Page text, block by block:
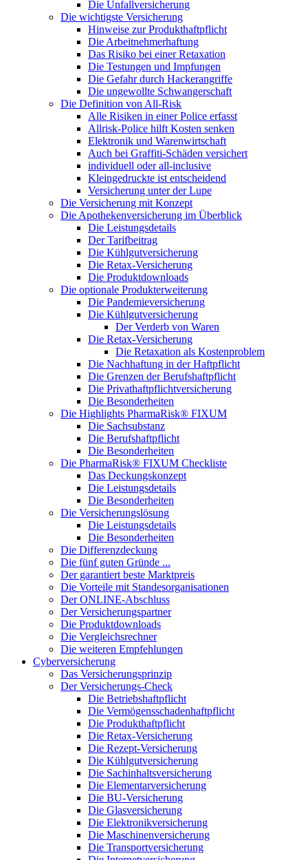
Die Unfallversicherung
Die wichtigste Versicherung
Hinweise zur Produkthaftpflicht
Die Arbeitnehmerhaftung
Das Risiko bei einer Retaxation
Die Testungen und Impfungen
Die Gefahr durch Hackerangriffe
Die ungewollte Schwangerschaft
Die Definition von All-Risk
Alle Risiken in einer Police erfasst
Allrisk-Police hilft Kosten senken
Elektronik und Warenwirtschaft
Auch bei Graffiti-Schäden versichert
individuell oder all-inclusive
Kleingedruckte ist entscheidend
Versicherung unter der Lupe
Die Versicherung mit Konzept
Die Apothekenversicherung im Überblick
Die Leistungsdetails
Der Tarifbeitrag
Die Kühlgutversicherung
Die Retax-Versicherung
Die Produktdownloads
Die optionale Produkterweiterung
Die Pandemieversicherung
Die Kühlgutversicherung
Der Verderb von Waren
Die Retax-Versicherung
Die Retaxation als Kostenproblem
Die Nachhaftung in der Haftpflicht
Die Grenzen der Berufshaftpflicht
Die Privathaftpflichtversicherung
Die Besonderheiten
Die Highlights PharmaRisk® FIXUM
Die Sachsubstanz
Die Berufshaftpflicht
Die Besonderheiten
Die PharmaRisk® FIXUM Checkliste
Das Deckungskonzept
Die Leistungsdetails
Die Besonderheiten
Die Versicherungslösung
Die Leistungsdetails
Die Besonderheiten
Die Differenzdeckung
Die fünf guten Gründe ...
Der garantiert beste Marktpreis
Die Vorteile mit Standesorganisationen
Der ONLINE-Abschluss
Der Versicherungspartner
Die Produktdownloads
Die Vergleichsrechner
Die weiteren Empfehlungen
Cyberversicherung
Das Versicherungsprinzip
Der Versicherungs-Check
Die Betriebshaftpflicht
Die Vermögensschadenhaftpflicht
Die Produkthaftpflicht
Die Retax-Versicherung
Die Rezept-Versicherung
Die Kühlgutversicherung
Die Sachinhaltsversicherung
Die Elementarversicherung
Die BU-Versicherung
Die Glasversicherung
Die Elektronikversicherung
Die Maschinenversicherung
Die Transportversicherung